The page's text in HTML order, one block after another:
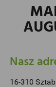
Nasz
16-310